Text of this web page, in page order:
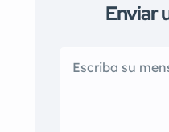
Enviar